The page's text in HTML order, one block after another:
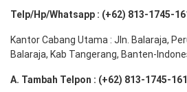
Telp/Hp/Whatsapp : (+62) 813-1745-
Kantor Cabang Utama : Jln. Balaraja,
Balaraja, Kab Tangerang, Banten-
A. Tambah Telpon : (+62) 813-1745-